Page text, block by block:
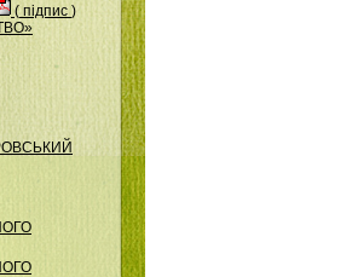
(підпис )